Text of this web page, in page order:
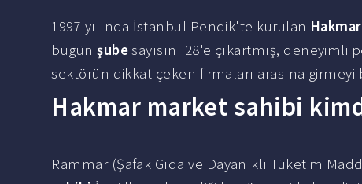
1997 yılında İstanbul Pendik'te kurulan Hakmar
bugünşubesayısını 28'e çıkartmış,
sektörün dikkat çeken firmaları arasına girmeyi
Hakmar market sahibi
Rammar (Şafak Gıda ve Dayanıklı Tüketim